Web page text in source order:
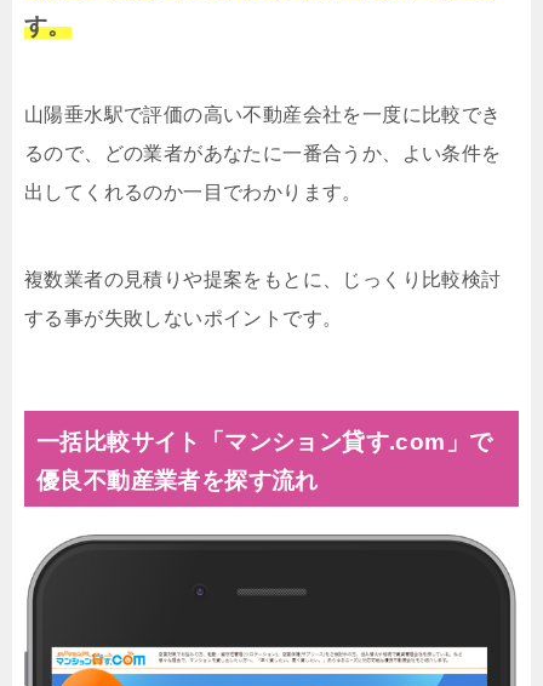
す。
山陽垂水駅で評価の高い不動産会社を一度に比較でき
るので、どの業者があなたに一番合うか、よい条件を
出してくれるのか一目でわかります。
複数業者の見積りや提案をもとに、じっくり比較検討
する事が失敗しないポイントです。
一括比較サイト「マンション貸す.com」で
優良不動産業者を探す流れ